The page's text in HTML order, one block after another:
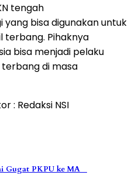
tengah
bisa digunakan untuk
terbang. Pihaknya
bisa menjadi pelaku
di masa
: Redaksi NSI
Gugat PKPU ke MA